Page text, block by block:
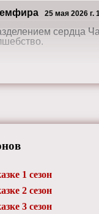
25 мая 2026 г.
сердца
как новое
1 сезон
2 сезон
3 сезон